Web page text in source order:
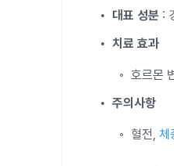
대표 성분 :
치료 효과
호르몬
주의사항
혈전, 체